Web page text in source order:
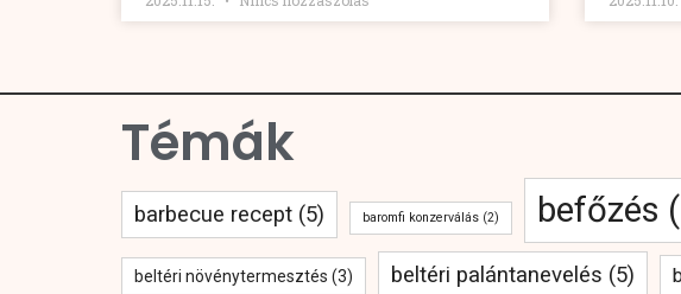
Témák
barbecue recept (5) baromfi konzerválás (2) befőzés
beltéri növénytermesztés (3) beltéri palántanevelés (5)